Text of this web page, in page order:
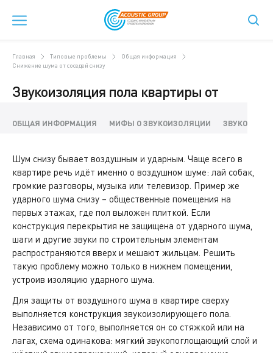
Главная Типовые проблемы
Общая информация
Снижение шума от соседей снизу
Звукоизоляция пола квартиры от
Шум снизу бывает воздушным и ударным. Чаще всего в
квартире речь идёт именно о воздушном шуме: лай собак,
громкие разговоры, музыка или телевизор. Пример же
ударного шума снизу – общественные помещения на
первых этажах, где пол выложен плиткой. Если
конструкция перекрытия не защищена от ударного шума,
шаги и другие звуки по строительным элементам
распространяются вверх и мешают жильцам. Решить
такую проблему можно только в нижнем помещении,
устроив изоляцию ударного шума.
Для защиты от воздушного шума в квартире сверху
выполняется конструкция звукоизолирующего пола.
Независимо от того, выполняется он со стяжкой или на
лагах, схема одинакова: мягкий звукопоглощающий слой и
ОБЩАЯ ИНФОРМАЦИЯ МИФЫ О ЗВУКОИЗОЛЯЦИИ